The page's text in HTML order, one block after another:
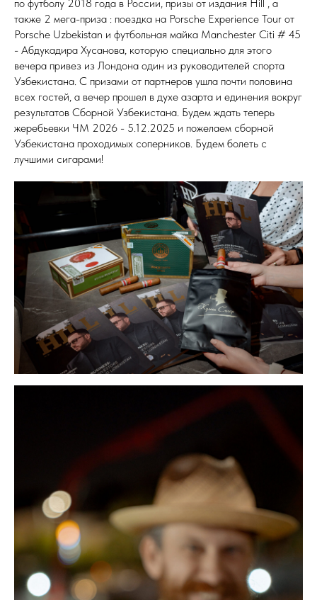
по футболу 2018 года в России, призы от издания Hill , а
также 2 мега-приза : поездка на Porsche Experience Tour от
Porsche Uzbekistan и футбольная майка Manchester Citi # 45
- Абдукадира Хусанова, которую специально для этого
вечера привез из Лондона один из руководителей спорта
Узбекистана. С призами от партнеров ушла почти половина
всех гостей, а вечер прошел в духе азарта и единения вокруг
результатов Сборной Узбекистана. Будем ждать теперь
жеребьевки ЧМ 2026 - 5.12.2025 и пожелаем сборной
Узбекистана проходимых соперников. Будем болеть с
лучшими сигарами!